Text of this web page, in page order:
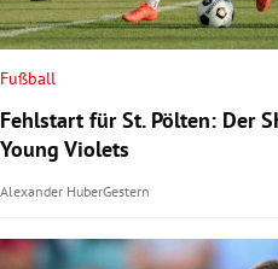
Fußball
Fehlstart für St. Pölten: Der
Young Violets
Alexander HuberGestern